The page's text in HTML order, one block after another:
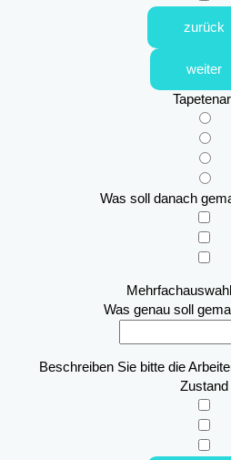
zurück
weiter
Was soll danach
Was genau soll
Beschreiben Sie bitte die
Zustand